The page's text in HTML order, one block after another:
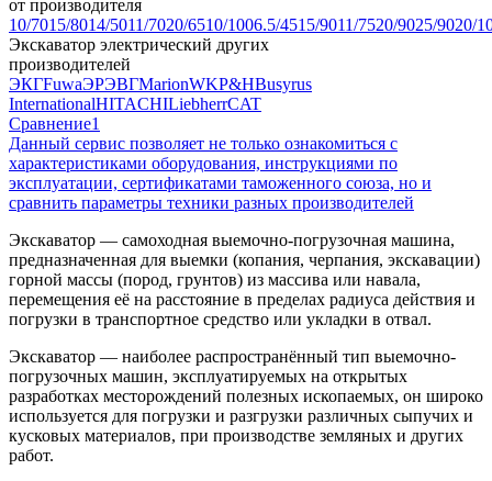
от производителя
10/7015/8014/5011/7020/6510/1006.5/4515/9011/7520/9025/9020/
Экскаватор электрический других
производителей
ЭКГFuwaЭРЭВГMarionWKP&HBusyrus
InternationalHITACHILiebherrCAT
Сравнение1
Данный сервис позволяет не только ознакомиться с
характеристиками оборудования, инструкциями по
эксплуатации, сертификатами таможенного союза, но и
сравнить параметры техники разных производителей
Экскаватор — самоходная выемочно-погрузочная машина,
предназначенная для выемки (копания, черпания, экскавации)
горной массы (пород, грунтов) из массива или навала,
перемещения её на расстояние в пределах радиуса действия и
погрузки в транспортное средство или укладки в отвал.
Экскаватор — наиболее распространённый тип выемочно-
погрузочных машин, эксплуатируемых на открытых
разработках месторождений полезных ископаемых, он широко
используется для погрузки и разгрузки различных сыпучих и
кусковых материалов, при производстве земляных и других
работ.